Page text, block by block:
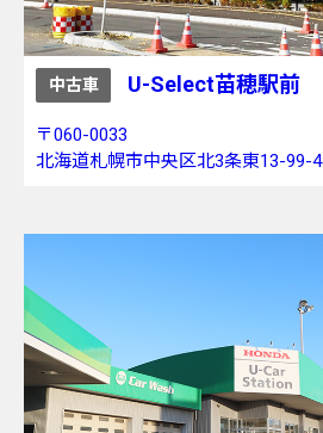
中古車 U-Select苗穂駅前
〒060-0033
北海道札幌市中央区北3条東13-99-4